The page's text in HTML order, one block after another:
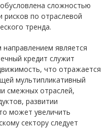
сложностью
рисков по отраслевой
тренда.
является
кредит служит
что отражается
мультипликативный
смежных отраслей,
развитии
может увеличить
сектору следует